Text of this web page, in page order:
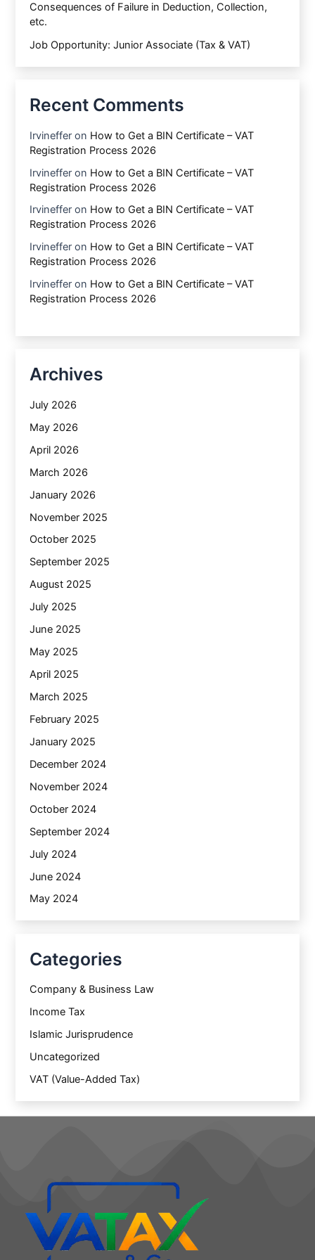
Consequences of Failure in Deduction, Collection,
etc.
Job Opportunity: Junior Associate (Tax & VAT)
Recent Comments
Irvineffer on How to Get a BIN Certificate – VAT
Registration Process 2026
Irvineffer on How to Get a BIN Certificate – VAT
Registration Process 2026
Irvineffer on How to Get a BIN Certificate – VAT
Registration Process 2026
Irvineffer on How to Get a BIN Certificate – VAT
Registration Process 2026
Irvineffer on How to Get a BIN Certificate – VAT
Registration Process 2026
Archives
July 2026
May 2026
April 2026
March 2026
January 2026
November 2025
October 2025
September 2025
August 2025
July 2025
June 2025
May 2025
April 2025
March 2025
February 2025
January 2025
December 2024
November 2024
October 2024
September 2024
July 2024
June 2024
May 2024
Categories
Company & Business Law
Income Tax
Islamic Jurisprudence
Uncategorized
VAT (Value-Added Tax)